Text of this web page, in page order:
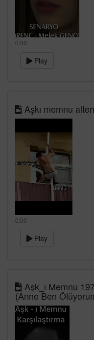
0:00
Play
Aşkı memnu
0:00
Play
Aşk_ı Memnu
(Anne Ben